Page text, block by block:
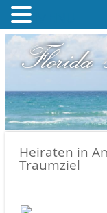
Florida
Heiraten in
Traumziel